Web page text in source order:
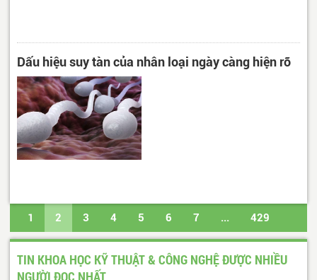
Dấu hiệu suy tàn của nhân loại ngày càng hiện rõ
1 2 3 4 5 6 7 ... 429
430 Trang cuối
TIN KHOA HỌC KỸ THUẬT & CÔNG NGHỆ ĐƯỢC NHIỀU
NGƯỜI ĐỌC NHẤT